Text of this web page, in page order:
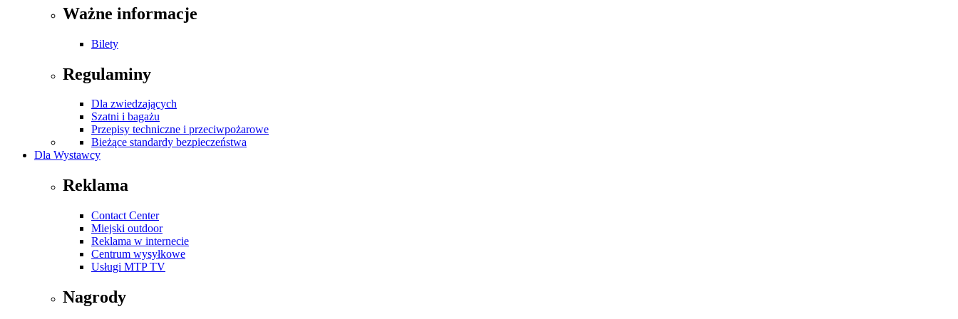
Ważne informacje
Bilety
Regulaminy
Dla zwiedzających
Szatni i bagażu
Przepisy techniczne i przeciwpożarowe
Bieżące standardy bezpieczeństwa
Dla Wystawcy
Reklama
Contact Center
Miejski outdoor
Reklama w internecie
Centrum wysyłkowe
Usługi MTP TV
Nagrody